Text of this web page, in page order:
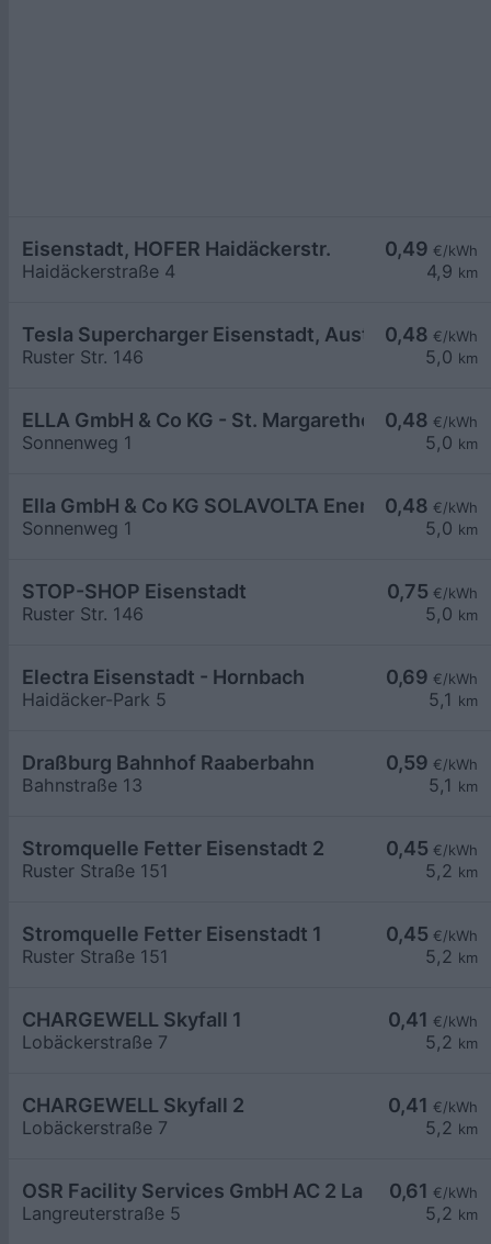
0,49 €/kWh
4,9 km
Eisenstadt, HOFER Haidäckerstr.
Haidäckerstraße 4
0,48 €/kWh
5,0 km
Tesla Supercharger Eisenstadt, Austria
Ruster Str. 146
0,48 €/kWh
5,0 km
ELLA GmbH & Co KG - St. Margarethen - Solavolta
Sonnenweg 1
0,48 €/kWh
5,0 km
Ella GmbH & Co KG SOLAVOLTA Energie- und
Sonnenweg 1
0,75 €/kWh
5,0 km
STOP-SHOP Eisenstadt
Ruster Str. 146
0,69 €/kWh
5,1 km
Electra Eisenstadt - Hornbach
Haidäcker-Park 5
0,59 €/kWh
5,1 km
Draßburg Bahnhof Raaberbahn
Bahnstraße 13
0,45 €/kWh
5,2 km
Stromquelle Fetter Eisenstadt 2
Ruster Straße 151
0,45 €/kWh
5,2 km
Stromquelle Fetter Eisenstadt 1
Ruster Straße 151
0,41 €/kWh
5,2 km
CHARGEWELL Skyfall 1
Lobäckerstraße 7
0,41 €/kWh
5,2 km
CHARGEWELL Skyfall 2
Lobäckerstraße 7
0,61 €/kWh
5,2 km
OSR Facility Services GmbH AC 2
Langreuterstraße 5